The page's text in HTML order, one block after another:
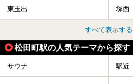
東玉出 塚西
すべて表示する
松田町駅の人気テーマから探す
サウナ 駅近